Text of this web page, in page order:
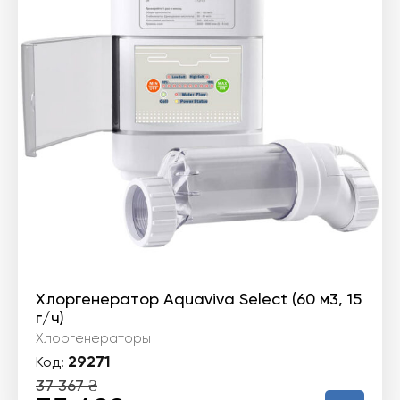
Хлоргенератор Aquaviva Select (60 м3, 15
г/ч)
Хлоргенераторы
Код: 29271
37 367₴